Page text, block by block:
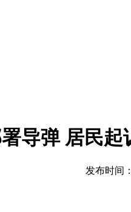
导弹 居民起
发布时间